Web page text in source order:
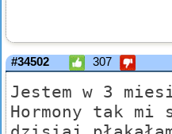
#34502 307
Jestem w 3
Hormony tak